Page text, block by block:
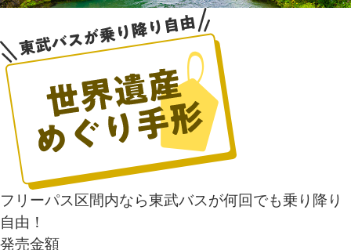
フリーパス区間内なら東武バスが何回でも乗り降り
自由！
発売金額